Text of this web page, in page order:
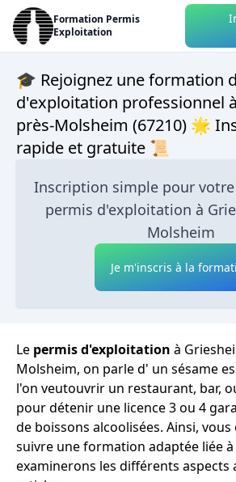
Formation Permis
Exploitation
🎓 Rejoignez une formation
d'exploitation professionnel
près-Molsheim (67210) 🌟
rapide et gratuite 📜
Inscription simple pour
permis d'exploitation à
Molsheim
Je m'inscris à la
Le permis d'exploitation à
Molsheim, on parle d' un sésame
l'on veutouvrir un restaurant, bar,
pour détenir une licence 3 ou 4
de boissons alcoolisées. Ainsi, vous
suivre une formation adaptée liée
examinerons les différents aspects